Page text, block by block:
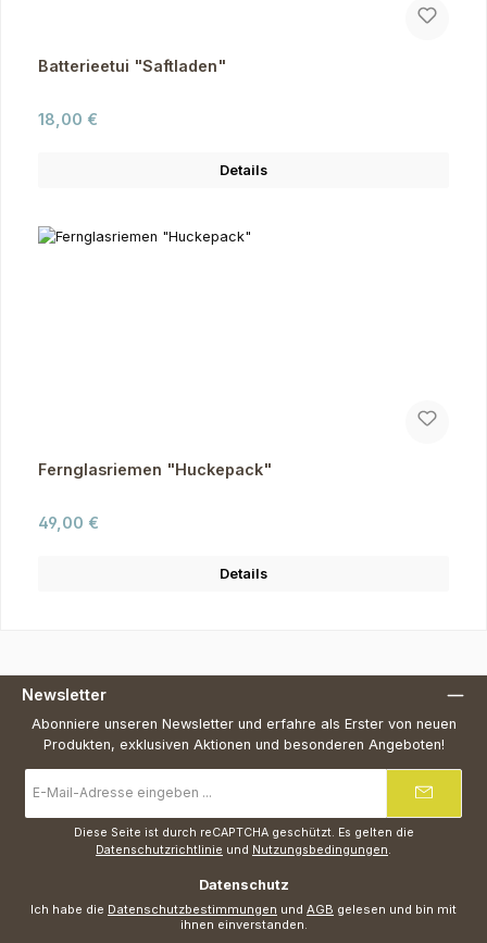
Batterieetui "Saftladen"
Regulärer Preis:
18,00 €
Details
Fernglasriemen "Huckepack"
Regulärer Preis:
49,00 €
Details
Newsletter
Abonniere unseren Newsletter und erfahre als Erster von neuen
Produkten, exklusiven Aktionen und besonderen Angeboten!
Mail-
Adresse
Diese Seite ist durch reCAPTCHA geschützt. Es gelten die
Datenschutzrichtlinie und Nutzungsbedingungen.
Datenschutz
Ich habe die Datenschutzbestimmungen und AGB gelesen und bin mit
ihnen einverstanden.